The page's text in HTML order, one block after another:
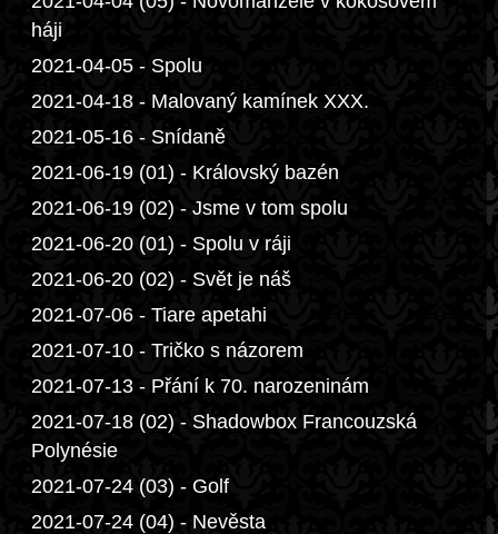
háji
2021-04-05 - Spolu
2021-04-18 - Malovaný kamínek XXX.
2021-05-16 - Snídaně
2021-06-19 (01) - Královský bazén
2021-06-19 (02) - Jsme v tom spolu
2021-06-20 (01) - Spolu v ráji
2021-06-20 (02) - Svět je náš
2021-07-06 - Tiare apetahi
2021-07-10 - Tričko s názorem
2021-07-13 - Přání k 70. narozeninám
2021-07-18 (02) - Shadowbox Francouzská
Polynésie
2021-07-24 (03) - Golf
2021-07-24 (04) - Nevěsta